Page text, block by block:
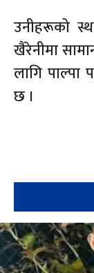
उनीहरूको
खैरेनीमा
लागि पाल्पा
छ ।